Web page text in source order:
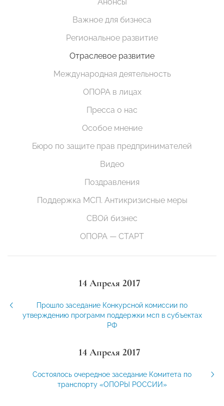
Важное для бизнеса
Региональное развитие
Отраслевое развитие
Международная деятельность
ОПОРА в лицах
Пресса о нас
Особое мнение
Бюро по защите прав предпринимателей
Видео
Поздравления
Поддержка МСП. Антикризисные меры
СВОй бизнес
ОПОРА — СТАРТ
14 Апреля 2017
Прошло заседание Конкурсной комиссии по
утверждению программ поддержки мсп в субъектах
РФ
14 Апреля 2017
Состоялось очередное заседание Комитета по
транспорту «ОПОРЫ РОССИИ»